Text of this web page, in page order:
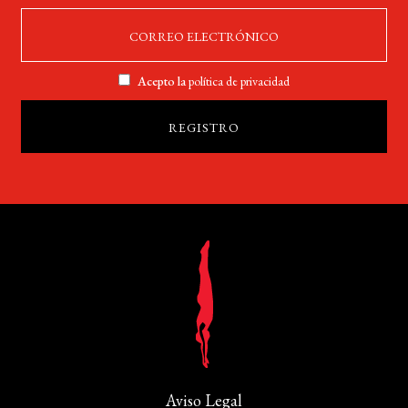
Acepto lapolítica de privacidad
Aviso Legal